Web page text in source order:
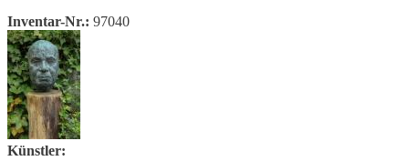
Inventar-Nr.: 97040
Künstler: